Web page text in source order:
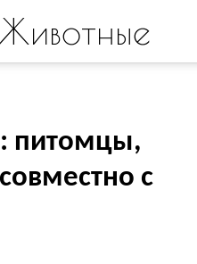
питомцы,
с